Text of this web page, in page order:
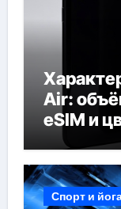
Air:
eSIM и
Спорт и